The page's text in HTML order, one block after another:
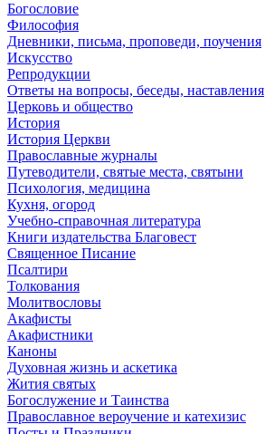
Богословие
Философия
Дневники, письма, проповеди, поучения
Искусство
Репродукции
Ответы на вопросы, беседы, наставления
Церковь и общество
История
История Церкви
Православные журналы
Путеводители, святые места, святыни
Психология, медицина
Кухня, огород
Учебно-справочная литература
Книги издательства Благовест
Священное Писание
Псалтири
Толкования
Молитвословы
Акафисты
Акафистники
Каноны
Духовная жизнь и аскетика
Жития святых
Богослужение и Таинства
Православное вероучение и катехизис